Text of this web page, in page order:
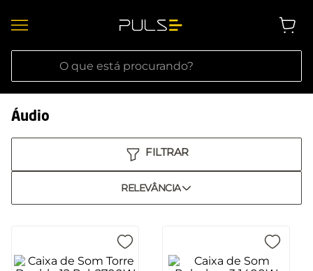
O que está procurando?
Áudio
RELEVÂNCIA